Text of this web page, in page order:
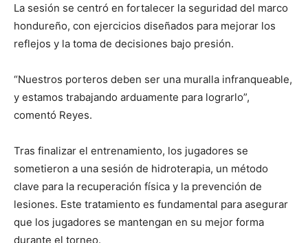
La sesión se centró en fortalecer la seguridad del marco
hondureño, con ejercicios diseñados para mejorar los
reflejos y la toma de decisiones bajo presión.
“Nuestros porteros deben ser una muralla infranqueable,
y estamos trabajando arduamente para lograrlo”,
comentó Reyes.
Tras finalizar el entrenamiento, los jugadores se
sometieron a una sesión de hidroterapia, un método
clave para la recuperación física y la prevención de
lesiones. Este tratamiento es fundamental para asegurar
que los jugadores se mantengan en su mejor forma
durante el torneo.